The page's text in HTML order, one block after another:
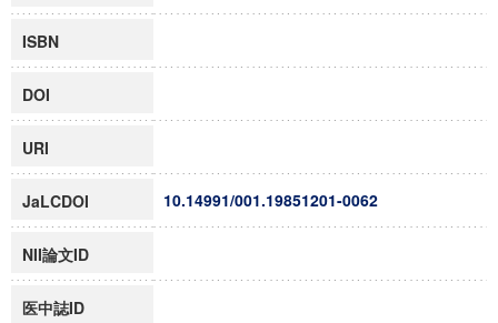
ISBN
DOI
URI
JaLCDOI 10.14991/001.19851201-0062
NII論文ID
医中誌ID